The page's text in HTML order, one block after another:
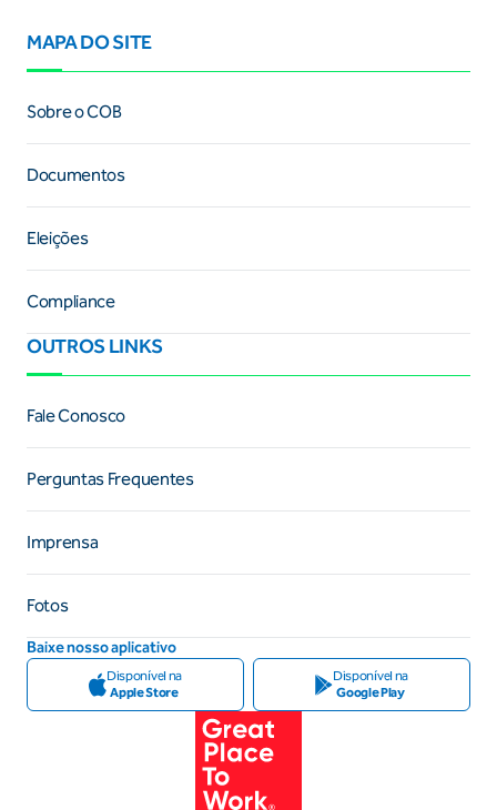
MAPA DO SITE
Sobre o COB
Documentos
Eleições
Compliance
OUTROS LINKS
Fale Conosco
Perguntas Frequentes
Imprensa
Fotos
Baixe nosso aplicativo
Disponível na
Apple Store
Disponível na
Google Play